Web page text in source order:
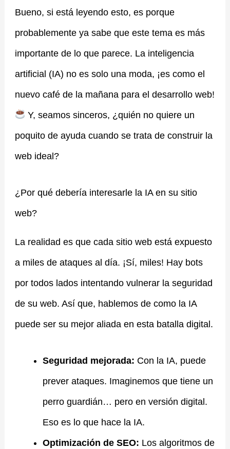
Bueno, si está leyendo esto, es porque
probablemente ya sabe que este tema es más
importante de lo que parece. La inteligencia
artificial (IA) no es solo una moda, ¡es como el
nuevo café de la mañana para el desarrollo web!
Y, seamos sinceros, ¿quién no quiere un
poquito de ayuda cuando se trata de construir la
web ideal?
¿Por qué debería interesarle la IA en su sitio
web?
La realidad es que cada sitio web está expuesto
a miles de ataques al día. ¡Sí, miles! Hay bots
por todos lados intentando vulnerar la seguridad
de su web. Así que, hablemos de como la IA
puede ser su mejor aliada en esta batalla digital.
Seguridad mejorada: Con la IA, puede
prever ataques. Imaginemos que tiene un
perro guardián… pero en versión digital.
Eso es lo que hace la IA.
Optimización de SEO: Los algoritmos de